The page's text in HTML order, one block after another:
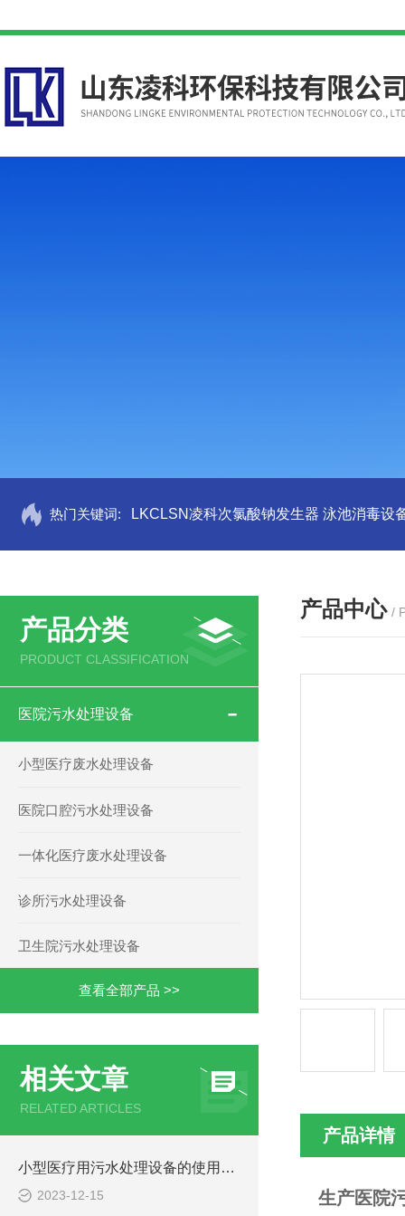
热门关键词: LKCLSN凌科次氯酸钠发生器 泳池消毒设
产品分类
PRODUCT CLASSIFICATION
医院污水处理设备
小型医疗废水处理设备
医院口腔污水处理设备
一体化医疗废水处理设备
诊所污水处理设备
卫生院污水处理设备
查看全部产品 >>
相关文章
RELATED ARTICLES
小型医疗用污水处理设备的使用注意事项
2023-12-15
产品中心 /
产品详情
生产医院